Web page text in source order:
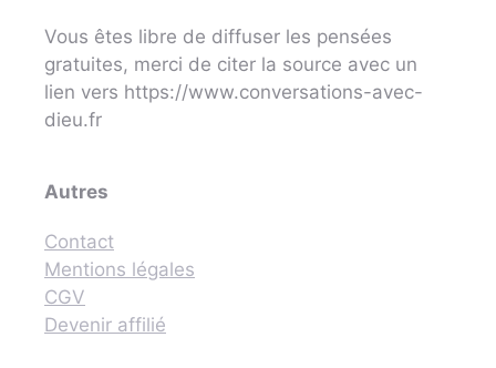
Vous êtes libre de diffuser les pensées
gratuites, merci de citer la source avec un
lien vers https://www.conversations-avec-
dieu.fr
Autres
Contact
Mentions légales
CGV
Devenir affilié